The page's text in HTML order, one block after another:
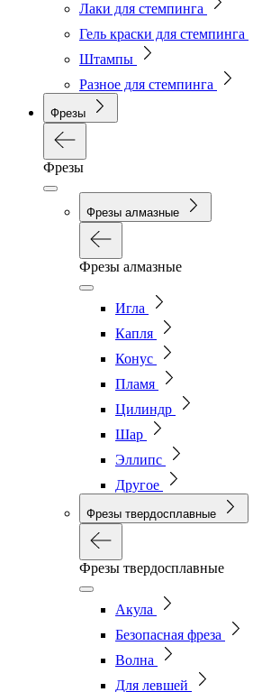
Лаки для стемпинга
Гель краски для стемпинга
Штампы
Разное для стемпинга
Фрезы
Фрезы
Фрезы алмазные
Фрезы алмазные
Игла
Капля
Конус
Пламя
Цилиндр
Шар
Эллипс
Другое
Фрезы твердосплавные
Фрезы твердосплавные
Акула
Безопасная фреза
Волна
Для левшей